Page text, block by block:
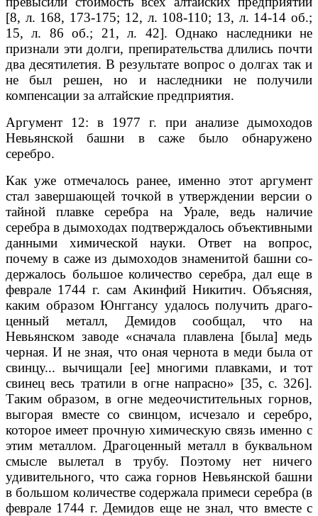
[8, л. 168, 173-175; 12, л. 108-110; 13, л. 14-14 об.;
15, л. 86 об.; 21, л. 42]. Однако наследники не
признали эти дол­ги, препирательства длились почти
два десятилетия. В результате вопрос о долгах так и
не был решен, но и наследники не получили
компенсации за алтайские предприятия.
Аргумент 12: в 1977 г. при анализе дымоходов
Невьянской башни в саже было обнаружено
серебро.
Как уже отмечалось ранее, именно этот аргумент
стал завершающей точ­кой в утверждении версии о
тайной плавке серебра на Урале, ведь наличие
серебра в дымоходах подтверждалось объективными
данными химической науки. Ответ на вопрос,
почему в саже из дымоходов знаменитой башни со­
держалось большое количество серебра, дал еще в
феврале 1744 г. сам Акин­фий Никитич. Объясняя,
каким образом Юнггансу удалось получить драго­
ценный металл, Демидов сообщал, что на
Невьянском заводе «сначала плав­лена [была] медь
черная. И не зная, что оная чернота в меди была от
свин­цу... вычищали [ее] многими плавками, и тот
свинец весь тратили в огне на­прасно» [35, с. 326].
Таким образом, в огне медеочистительных горнов,
выго­рая вместе со свинцом, исчезало и серебро,
которое имеет прочную химиче­скую связь именно с
этим металлом. Драгоценный металл в буквальном
смысле вылетал в трубу. Поэтому нет ничего
удивительного, что сажа гор­нов Невьянской башни
в большом количестве содержала примеси серебра (в
феврале 1744 г. Демидов еще не знал, что вместе с